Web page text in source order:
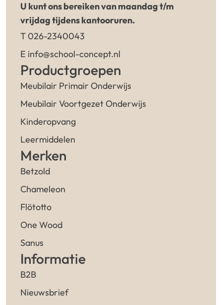
U kunt ons bereiken van maandag t/m
vrijdag tijdens kantooruren.
T 026-2340043
E info@school-concept.nl
Productgroepen
Meubilair Primair Onderwijs
Meubilair Voortgezet Onderwijs
Kinderopvang
Leermiddelen
Merken
Betzold
Chameleon
Flötotto
One Wood
Sanus
Informatie
B2B
Nieuwsbrief